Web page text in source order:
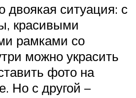
двоякая ситуация: с
красивыми
рамками со
можно украсить
фото на
Но с другой –